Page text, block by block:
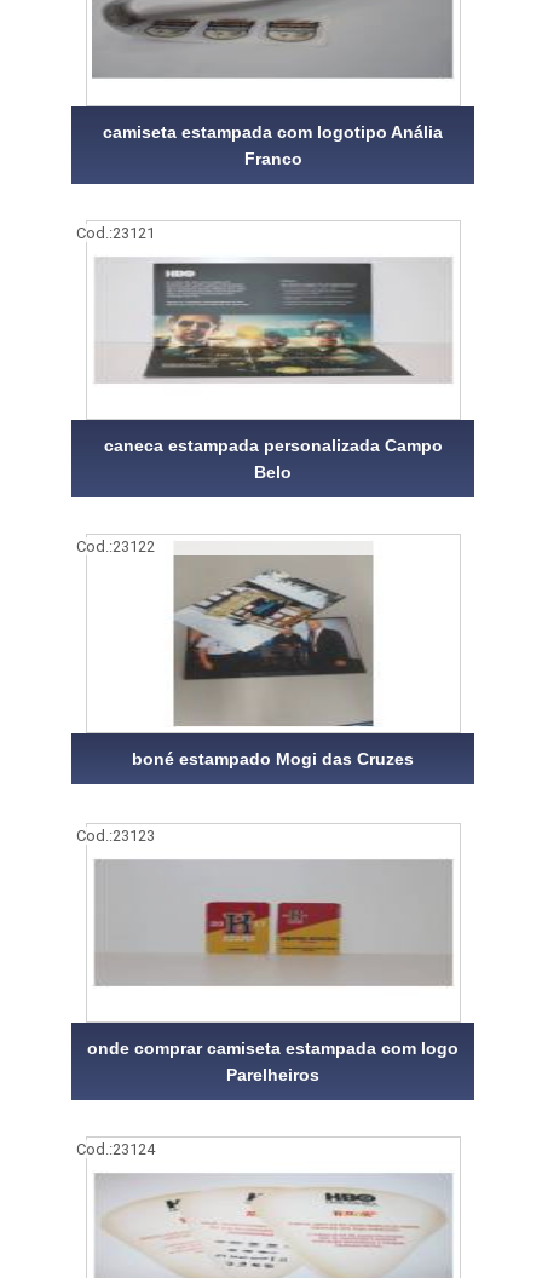
camiseta estampada com logotipo Anália
Franco
Cod.:23121
caneca estampada personalizada Campo
Belo
Cod.:23122
boné estampado Mogi das Cruzes
Cod.:23123
onde comprar camiseta estampada com logo
Parelheiros
Cod.:23124